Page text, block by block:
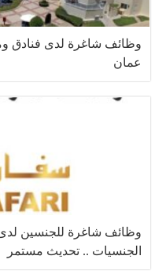
وظائف شاغرة لدى فنادق
عمان
وظائف شاغرة للجنسين
الجنسيات .. تحديث مستمر